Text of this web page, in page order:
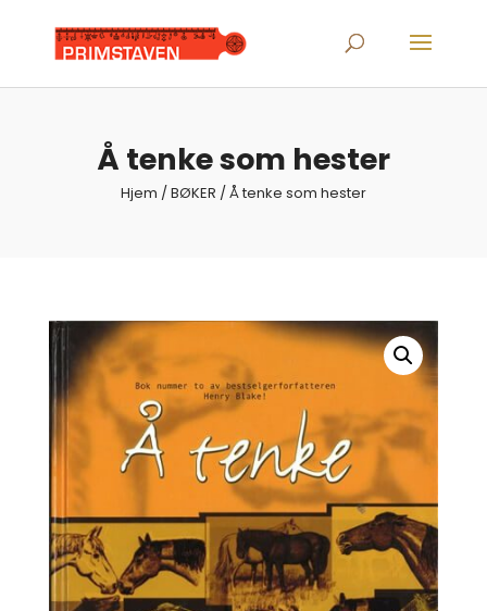
search
Å tenke som hester
Hjem /BØKER / Å tenke som hester